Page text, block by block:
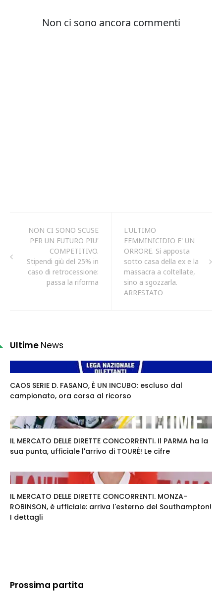
NON CI SONO SCUSE
PER UN FUTURO PIU'
COMPETITIVO.
Stipendi giù del 25% in
caso di retrocessione:
passa la riforma
L'ULTIMO
FEMMINICIDIO E' UN
ORRORE. Si apposta
sotto casa della ex e la
massacra a coltellate,
sino a sgozzarla.
ARRESTATO
Ultime News
CAOS SERIE D. FASANO, È UN INCUBO: escluso dal
campionato, ora corsa al ricorso
IL MERCATO DELLE DIRETTE CONCORRENTI. Il PARMA ha la
sua punta, ufficiale l'arrivo di TOURÉ! Le cifre
IL MERCATO DELLE DIRETTE CONCORRENTI. MONZA-
ROBINSON, è ufficiale: arriva l'esterno del Southampton!
I dettagli
Prossima partita